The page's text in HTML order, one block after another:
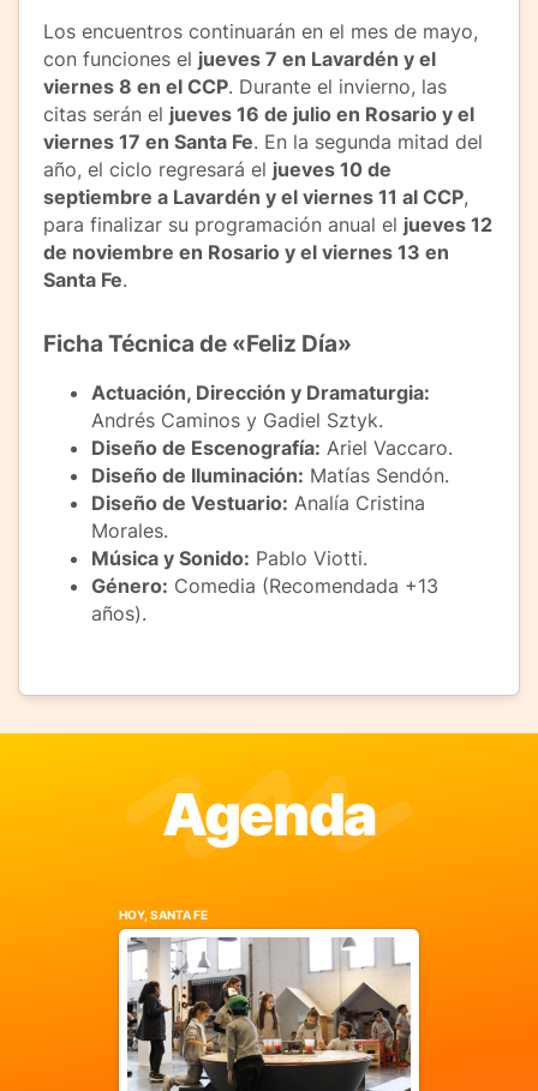
Los encuentros continuarán en el mes de mayo,
con funciones el jueves 7 en Lavardén y el
viernes 8 en el CCP. Durante el invierno, las
citas serán el jueves 16 de julio en Rosario y el
viernes 17 en Santa Fe. En la segunda mitad del
año, el ciclo regresará el jueves 10 de
septiembre a Lavardén y el viernes 11 al CCP,
para finalizar su programación anual el jueves 12
de noviembre en Rosario y el viernes 13 en
Santa Fe.
Ficha Técnica de «Feliz Día»
Actuación, Dirección y Dramaturgia:
Andrés Caminos y Gadiel Sztyk.
Diseño de Escenografía: Ariel Vaccaro.
Diseño de Iluminación: Matías Sendón.
Diseño de Vestuario: Analía Cristina
Morales.
Música y Sonido: Pablo Viotti.
Género: Comedia (Recomendada +13
años).
Agenda
HOY, SANTA FE